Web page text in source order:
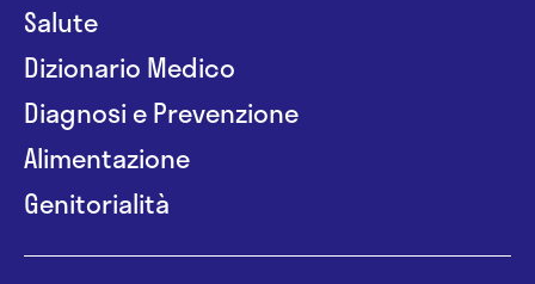
Salute
Dizionario Medico
Diagnosi e Prevenzione
Alimentazione
Genitorialità